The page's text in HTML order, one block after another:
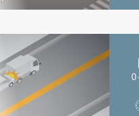
0